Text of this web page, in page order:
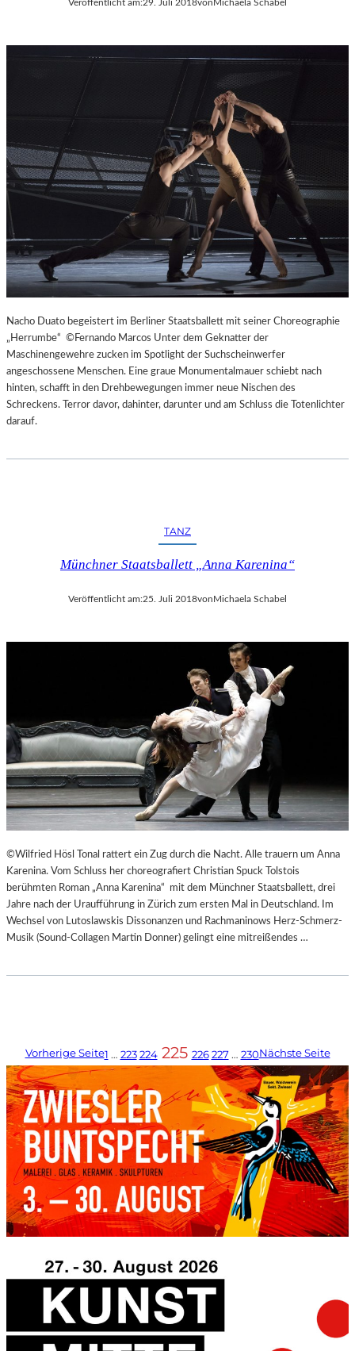
Veröffentlicht am:29. Juli 2018von Michaela Schabel
Nacho Duato begeistert im Berliner Staatsballett mit seiner Choreographie
„Herrumbe“ ©Fernando Marcos Unter dem Geknatter der
Maschinengewehre zucken im Spotlight der Suchscheinwerfer
angeschossene Menschen. Eine graue Monumentalmauer schiebt nach
hinten, schafft in den Drehbewegungen immer neue Nischen des
Schreckens. Terror davor, dahinter, darunter und am Schluss die Totenlichter
darauf.
TANZ
Münchner Staatsballett „Anna Karenina“
Veröffentlicht am:25. Juli 2018vonMichaela Schabel
©Wilfried Hösl Tonal rattert ein Zug durch die Nacht. Alle trauern um Anna
Karenina. Vom Schluss her choreografiert Christian Spuck Tolstois
berühmten Roman „Anna Karenina“ mit dem Münchner Staatsballett, drei
Jahre nach der Uraufführung in Zürich zum ersten Mal in Deutschland. Im
Wechsel von Lutoslawskis Dissonanzen und Rachmaninows Herz-Schmerz-
Musik (Sound-Collagen Martin Donner) gelingt eine mitreißendes …
Vorherige Seite1 … 223 224 225 226 227 … 230Nächste Seite